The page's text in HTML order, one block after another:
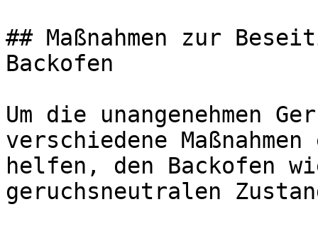
## Maßnahmen zur
Backofen
Um die unangenehmen
verschiedene
helfen, den Backofen
geruchsneutralen